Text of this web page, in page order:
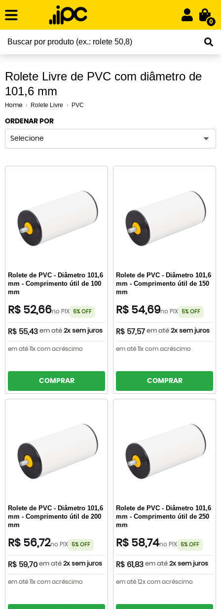
0
Rolete Livre de PVC com diâmetro de
101,6 mm
Home Rolete Livre PVC
ORDENAR POR
Selecione
Rolete de PVC - Diâmetro 101,6
mm - Comprimento útil de 100
mm
R$ 52,66no PIX 5% OFF
R$ 55,43 em até 2x sem juros
em até 11x com acréscimo
COMPRAR
Rolete de PVC - Diâmetro 101,6
mm - Comprimento útil de 150
mm
R$ 54,69no PIX 5% OFF
R$ 57,57 em até 2x sem juros
em até 11x com acréscimo
COMPRAR
Rolete de PVC - Diâmetro 101,6
mm - Comprimento útil de 200
mm
R$ 56,72no PIX 5% OFF
R$ 59,70 em até 2x sem juros
em até 11x com acréscimo
Rolete de PVC - Diâmetro 101,6
mm - Comprimento útil de 250
mm
R$ 58,74no PIX 5% OFF
R$ 61,83 em até 2x sem juros
em até 12x com acréscimo